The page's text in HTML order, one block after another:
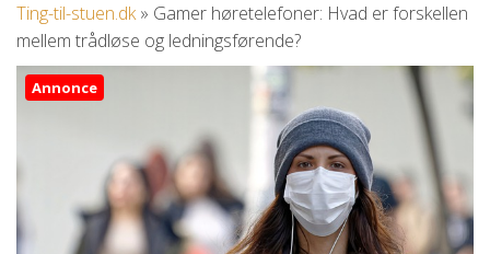
Ting-til-stuen.dk» Gamer høretelefoner: Hvad er forskellen
mellem trådløse og ledningsførende?
Annonce